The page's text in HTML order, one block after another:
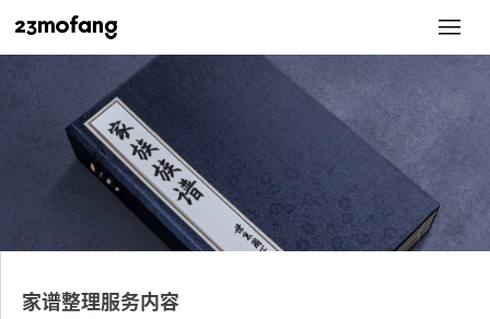
家谱整理服务内容